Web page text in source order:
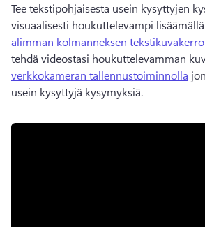
Tee tekstipohjaisesta usein kysyttyjen
visuaalisesti houkuttelevampi lisäämällä
alimman kolmanneksen
tehdä videostasi houkuttelevamman
verkkokameran tallennustoiminnolla
usein kysyttyjä kysymyksiä.